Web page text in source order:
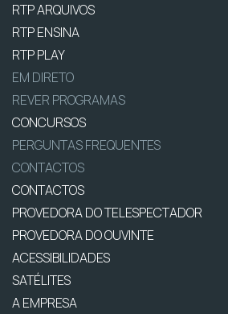
RTP ARQUIVOS
RTP ENSINA
RTP PLAY
EM DIRETO
REVER PROGRAMAS
CONCURSOS
PERGUNTAS FREQUENTES
CONTACTOS
CONTACTOS
PROVEDORA DO TELESPECTADOR
PROVEDORA DO OUVINTE
ACESSIBILIDADES
SATÉLITES
A EMPRESA